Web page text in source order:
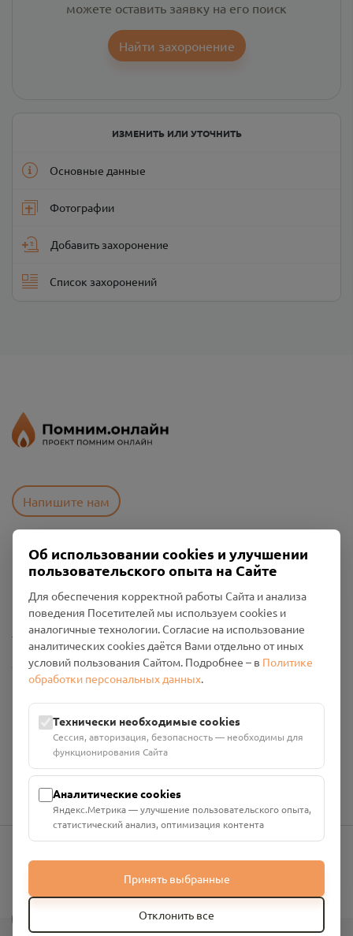
можете оставить заявку на его поиск
Найти захоронение
ИЗМЕНИТЬ ИЛИ УТОЧНИТЬ
Основные данные
Фотографии
Добавить захоронение
Список захоронений
Напишите нам
Пользовательское соглашение
Политика конфиденциальности
Промо-материалы
Настройки cookies
Общество с ограниченной ответственностью «Смоленский
Проект Помним»
ИНН: 6700029207 ОГРН: 1256700001986
Юридический адрес: 216790, Смоленская область, р-н
Руднянский, г. Рудня, улица Западная, д. 26А, пом. 18
Номер счёта: 40702810901130004287 в АО "АЛЬФА-БАНК"
Кор. счёт: 30101810200000000593
Об использовании cookies и улучшении
пользовательского опыта на Сайте
Для обеспечения корректной работы Сайта и анализа
поведения Посетителей мы используем cookies и
аналогичные технологии. Согласие на использование
аналитических cookies даётся Вами отдельно от иных
условий пользования Сайтом. Подробнее – в Политике
обработки персональных данных.
Технически необходимые cookies
Сессия, авторизация, безопасность — необходимы для
функционирования Сайта
Аналитические cookies
Яндекс.Метрика — улучшение пользовательского опыта,
статистический анализ, оптимизация контента
Принять выбранные
Отклонить все